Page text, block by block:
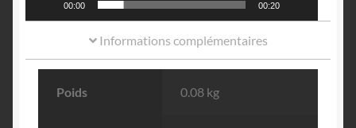
00:00 00:20
Informations complémentaires
Poids 0.08 kg